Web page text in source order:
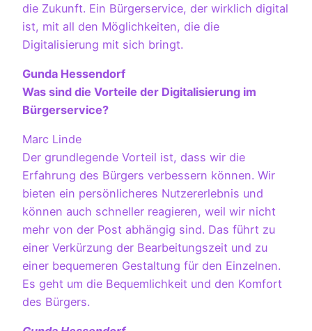
die Zukunft. Ein Bürgerservice, der wirklich digital
ist, mit all den Möglichkeiten, die die
Digitalisierung mit sich bringt.
Gunda Hessendorf
Was sind die Vorteile der Digitalisierung im
Bürgerservice?
Marc Linde
Der grundlegende Vorteil ist, dass wir die
Erfahrung des Bürgers verbessern können. Wir
bieten ein persönlicheres Nutzererlebnis und
können auch schneller reagieren, weil wir nicht
mehr von der Post abhängig sind. Das führt zu
einer Verkürzung der Bearbeitungszeit und zu
einer bequemeren Gestaltung für den Einzelnen.
Es geht um die Bequemlichkeit und den Komfort
des Bürgers.